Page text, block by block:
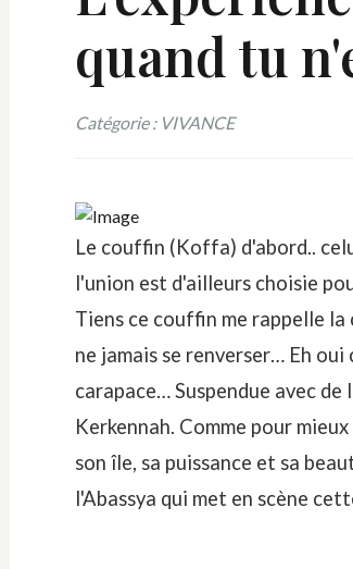
quand tu
Catégorie : VIVANCE
Le couffin (Koffa) d'abord..
l'union est d'ailleurs choisie
Tiens ce couffin me rappelle
ne jamais se renverser… Eh
carapace… Suspendue avec
Kerkennah. Comme pour
son île, sa puissance et sa
l'Abassya qui met en scène